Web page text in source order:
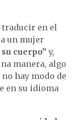
en el
un mujer
cuerpo” y,
manera, algo
hay modo de
en su idioma